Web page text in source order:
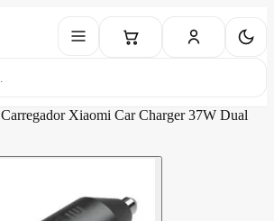
Carregador Xiaomi Car Charger 37W Dual